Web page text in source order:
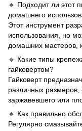
🔹 Подходит ли этот
домашнего
Этот инструмент
использования, но
домашних мастеров,
🔹 Какие типы
гайковертом?
Гайковерт
различных
заржавевшего или
🔹 Как правильно
Регулярно